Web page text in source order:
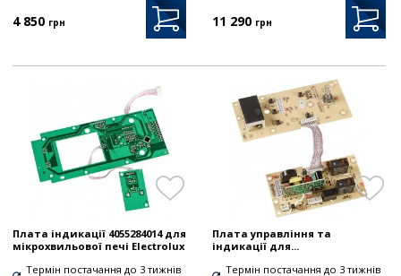
4 850 грн 11 290 грн
Плата індикації 4055284014 для
мікрохвильової печі Electrolux
Термін постачання до 3 тижнів
Плата управління та
індикації для...
Термін постачання до 3 тижнів